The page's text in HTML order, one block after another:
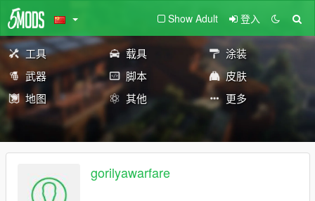
Show Adult 登入
工具 载具
涂装
武器
脚本
皮肤
地图
其他 更多
gorilyawarfare